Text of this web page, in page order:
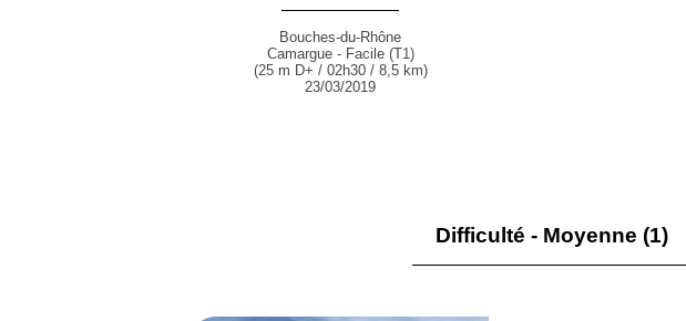
Bouches-du-Rhône
Camargue - Facile (T1)
(25 m D+ / 02h30 / 8,5 km)
23/03/2019
Difficulté - Moyenne (1)